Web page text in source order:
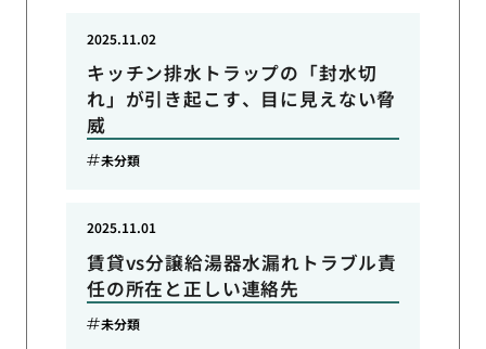
キッチン排水トラップの「封水切
れ」が引き起こす、目に見えない脅
威
2025.11.02
未分類
賃貸vs分譲給湯器水漏れトラブル責
任の所在と正しい連絡先
2025.11.01
未分類